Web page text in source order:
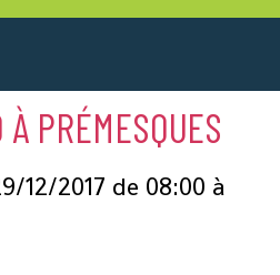
PRÉMESQUES
12/2017 de 08:00 à